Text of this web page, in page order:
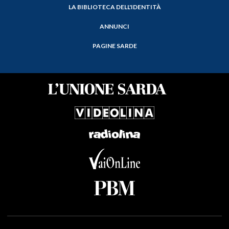
LA BIBLIOTECA DELL'IDENTITÀ
ANNUNCI
PAGINE SARDE